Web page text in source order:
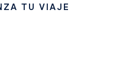
TU VIAJE